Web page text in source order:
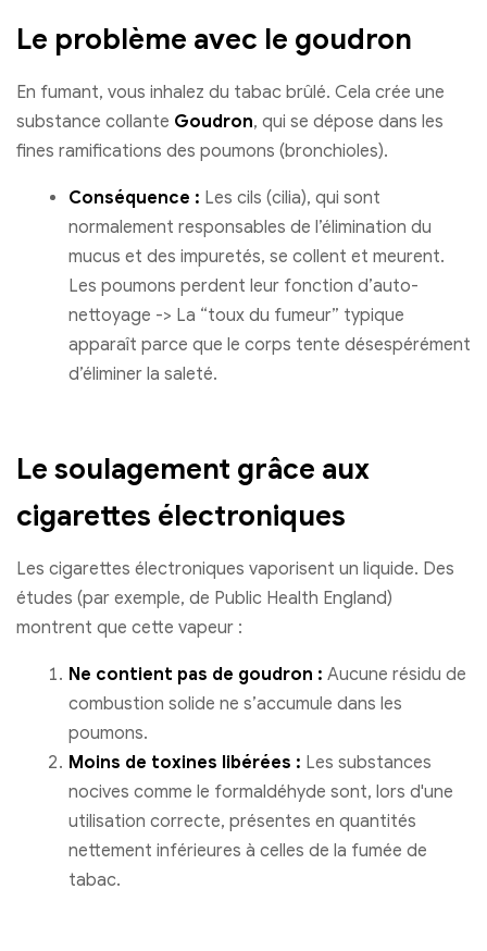
Le problème avec le goudron
En fumant, vous inhalez du tabac brûlé. Cela crée une
substance collante Goudron, qui se dépose dans les
fines ramifications des poumons (bronchioles).
Conséquence : Les cils (cilia), qui sont
normalement responsables de l’élimination du
mucus et des impuretés, se collent et meurent.
Les poumons perdent leur fonction d’auto-
nettoyage -> La “toux du fumeur” typique
apparaît parce que le corps tente désespérément
d’éliminer la saleté.
Le soulagement grâce aux
cigarettes électroniques
Les cigarettes électroniques vaporisent un liquide. Des
études (par exemple, de Public Health England)
montrent que cette vapeur :
Ne contient pas de goudron : Aucune résidu de
combustion solide ne s’accumule dans les
poumons.
Moins de toxines libérées : Les substances
nocives comme le formaldéhyde sont, lors d'une
utilisation correcte, présentes en quantités
nettement inférieures à celles de la fumée de
tabac.